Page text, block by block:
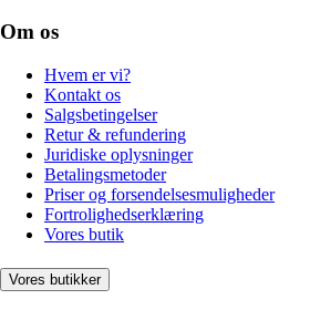
Om os
Hvem er vi?
Kontakt os
Salgsbetingelser
Retur & refundering
Juridiske oplysninger
Betalingsmetoder
Priser og forsendelsesmuligheder
Fortrolighedserklæring
Vores butik
Vores butikker